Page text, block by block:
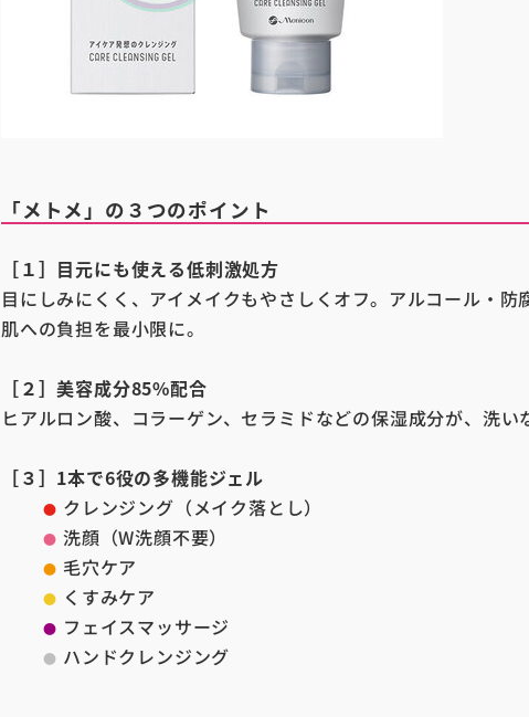
「メトメ」の３つのポイント
［１］目元にも使える低刺激処方
目にしみにくく、アイメイクもやさしくオフ。アルコール・防
肌への負担を最小限に。
［２］美容成分85%配合
ヒアルロン酸、コラーゲン、セラミドなどの保湿成分が、洗い
［３］1本で6役の多機能ジェル
● クレンジング（メイク落とし）
● 洗顔（W洗顔不要）
● 毛穴ケア
● くすみケア
● フェイスマッサージ
● ハンドクレンジング